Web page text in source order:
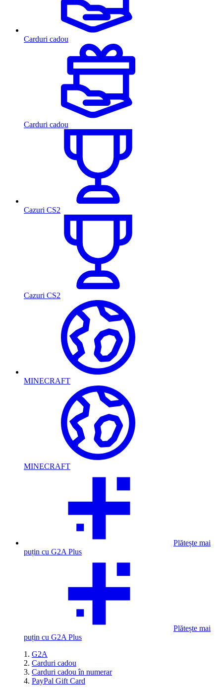
Carduri cadou
Carduri cadou
Cazuri CS2
Cazuri CS2
MINECRAFT
MINECRAFT
Plătește mai
puțin cu G2A Plus
Plătește mai
puțin cu G2A Plus
G2A
Carduri cadou
Carduri cadou în numerar
PayPal Gift Card